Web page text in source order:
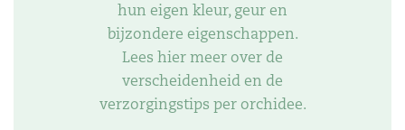
hun eigen kleur, geur en
bijzondere eigenschappen.
Lees hier meer over de
verscheidenheid en de
verzorgingstips per orchidee.